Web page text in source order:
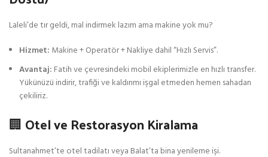
Laleli’de tır geldi, mal indirmek lazım ama makine yok mu?
Hizmet: Makine + Operatör + Nakliye dahil “Hızlı Servis”.
Avantaj: Fatih ve çevresindeki mobil ekiplerimizle en hızlı transfer.
Yükünüzü indirir, trafiği ve kaldırımı işgal etmeden hemen sahadan
çekiliriz.
🏢 Otel ve Restorasyon Kiralama
Sultanahmet’te otel tadilatı veya Balat’ta bina yenileme işi.